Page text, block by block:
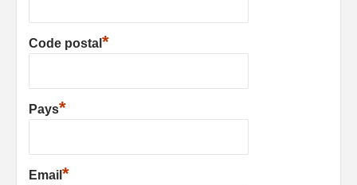
Code postal *
Pays*
Email *